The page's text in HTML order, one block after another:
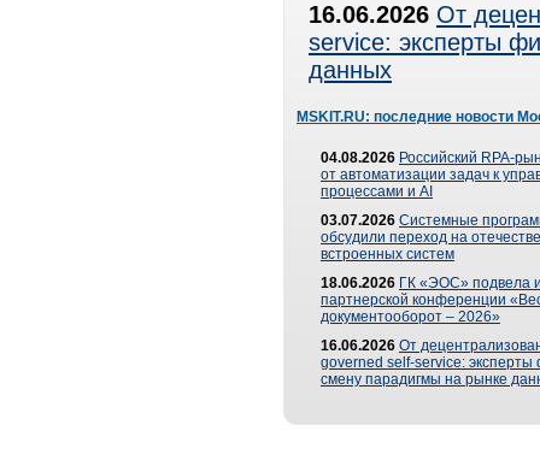
16.06.2026 От
service: эксперты
данных
MSKIT.RU: последние новости
04.08.2026 Российский RPA-
от автоматизации задач к
процессами и AI
03.07.2026 Системные
обсудили переход на
встроенных систем
18.06.2026 ГК «ЭОС» подвела
партнерской конференции
документооборот – 2026»
16.06.2026 От
governed self-service: эксперты
смену парадигмы на рынке